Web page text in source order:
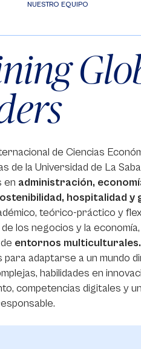
NUESTRO EQUIPO
de Ciencias
de la Universidad de La
en administración,
hospitalidad y
teórico-práctico y
de los negocios y la
entornos multiculturales.
adaptarse a un mundo
habilidades en
competencias digitales y